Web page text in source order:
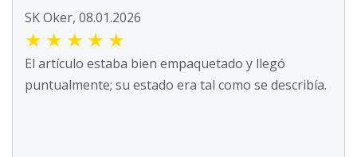
SK Oker, 08.01.2026
★ ★ ★ ★ ★
El artículo estaba bien empaquetado y llegó
puntualmente; su estado era tal como se describía.